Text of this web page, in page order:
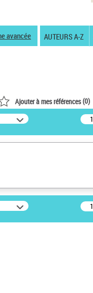
avancée AUTEURS A-Z
Ajouter à mes références(0)